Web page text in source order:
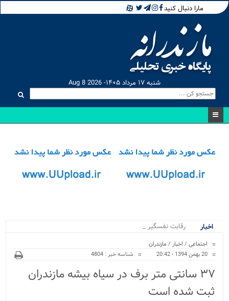
مارا دنبال کنید
شنبه ۱۷ مرداد ۱۴۰۵- Aug 8 2026
اخبار
رقابت نفسگیر ۲۰ ور.
اجتماعی / اخبار / مازندران
20 بهمن 1394 - 20:42
شناسه خبر : 4804
۳۷ سانتی متر برف در سیاه بیشه مازندران
ثبت شده است